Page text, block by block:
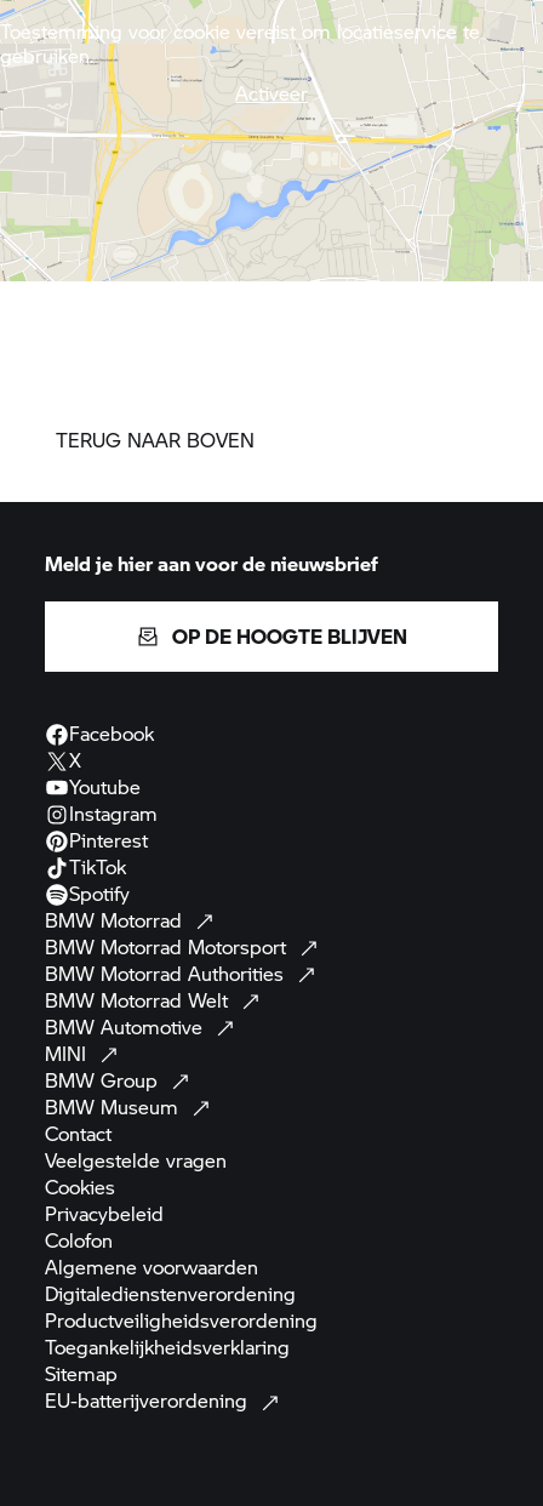
Toestemming voor cookie vereist om locatieservice te
gebruiken.
Activeer
TERUG NAAR BOVEN
Meld je hier aan voor de nieuwsbrief
OP DE HOOGTE BLIJVEN
Facebook
X
Youtube
Instagram
Pinterest
TikTok
Spotify
BMW Motorrad
BMW Motorrad Motorsport
BMW Motorrad Authorities
BMW Motorrad Welt
BMWAutomotive
MINI
BMWGroup
BMW Museum
Contact
Veelgesteldevragen
Cookies
Privacybeleid
Colofon
Algemenevoorwaarden
Digitaledienstenverordening
Productveiligheidsverordening
Toegankelijkheidsverklaring
Sitemap
EU-batterijverordening